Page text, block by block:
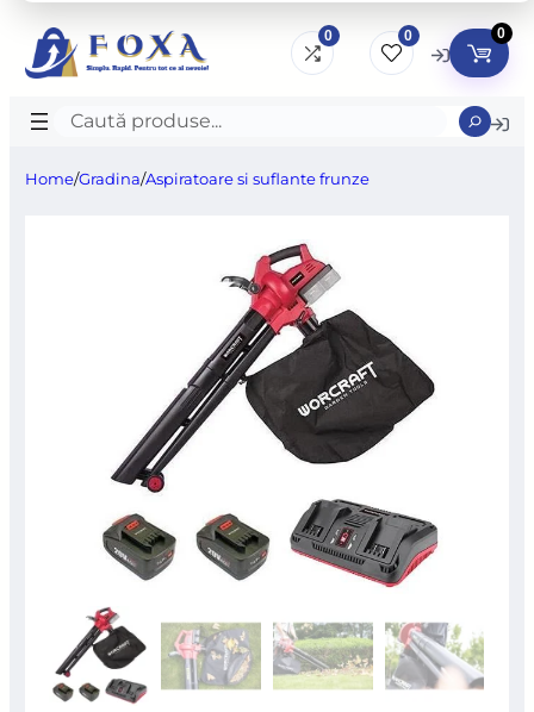
0 0 0
Caută
Home/Gradina/Aspiratoare si suflante frunze